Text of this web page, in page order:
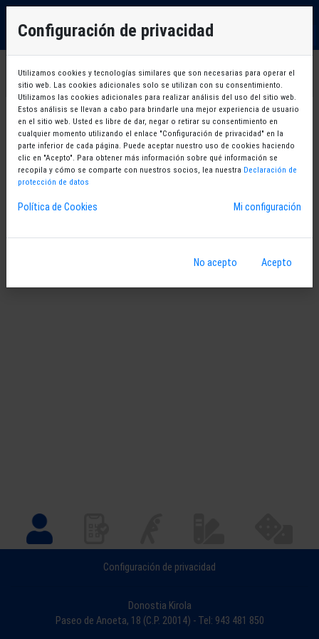
Debe identificarse para poder continuar
OK
Configuración de privacidad
Donostia Kirola
Paseo de Anoeta, 18 (C.P. 20014) - Tel: 943 481 850
Configuración de privacidad
Utilizamos cookies y tecnologías similares que son necesarias para operar el
sitio web. Las cookies adicionales solo se utilizan con su consentimiento.
Utilizamos las cookies adicionales para realizar análisis del uso del sitio web.
Estos análisis se llevan a cabo para brindarle una mejor experiencia de usuario
en el sitio web. Usted es libre de dar, negar o retirar su consentimiento en
cualquier momento utilizando el enlace "Configuración de privacidad" en la
parte inferior de cada página. Puede aceptar nuestro uso de cookies haciendo
clic en "Acepto". Para obtener más información sobre qué información se
recopila y cómo se comparte con nuestros socios, lea nuestra Declaración de
protección de datos
Política de Cookies Mi configuración
No acepto Acepto